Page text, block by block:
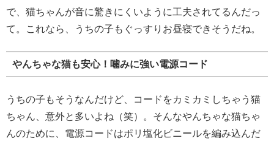
で、猫ちゃんが音に驚きにくいように工夫されてるんだっ
て。これなら、うちの子もぐっすりお昼寝できそうだね。
やんちゃな猫も安心！噛みに強い電源コード
うちの子もそうなんだけど、コードをカミカミしちゃう猫
ちゃん、意外と多いよね（笑）。そんなやんちゃな猫ちゃ
んのために、電源コードはポリ塩化ビニールを編み込んだ